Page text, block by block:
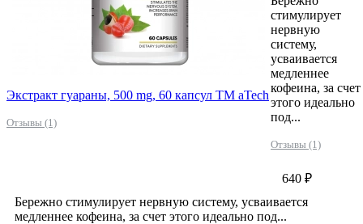
Экстракт гуараны, 500 mg, 60 капсул ТМ aTech
Отзывы (1)
стимулирует
нервную
систему,
усваивается
медленнее
кофеина, за счет
этого идеально
под...
Отзывы (1)
640 ₽
Бережно стимулирует нервную систему, усваивается
медленнее кофеина, за счет этого идеально под...